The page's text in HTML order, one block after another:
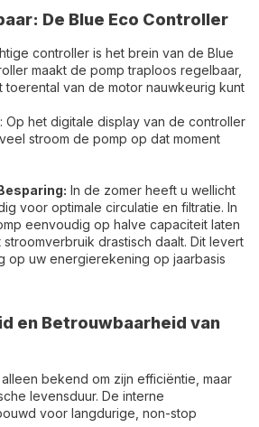
De Blue Eco Controller
controller is het brein van de Blue
maakt de pomp traploos regelbaar,
toerental van de motor nauwkeurig kunt
Op het digitale display van de controller
stroom de pomp op dat moment
In de zomer heeft u wellicht
voor optimale circulatie en filtratie. In
eenvoudig op halve capaciteit laten
drastisch daalt. Dit levert
op uw energierekening op jaarbasis
en Betrouwbaarheid van
bekend om zijn efficiëntie, maar
levensduur. De interne
voor langdurige, non-stop